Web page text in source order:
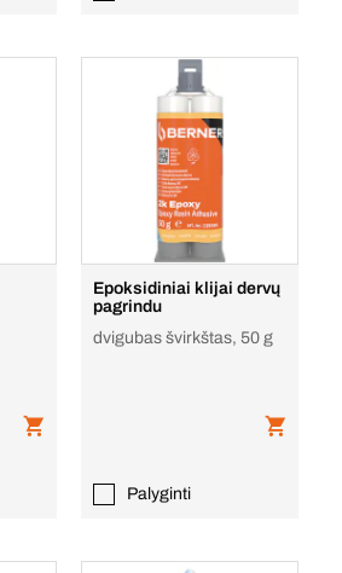
Epoksidiniai klijai dervų
pagrindu
dvigubas švirkštas, 50 g
Palyginti